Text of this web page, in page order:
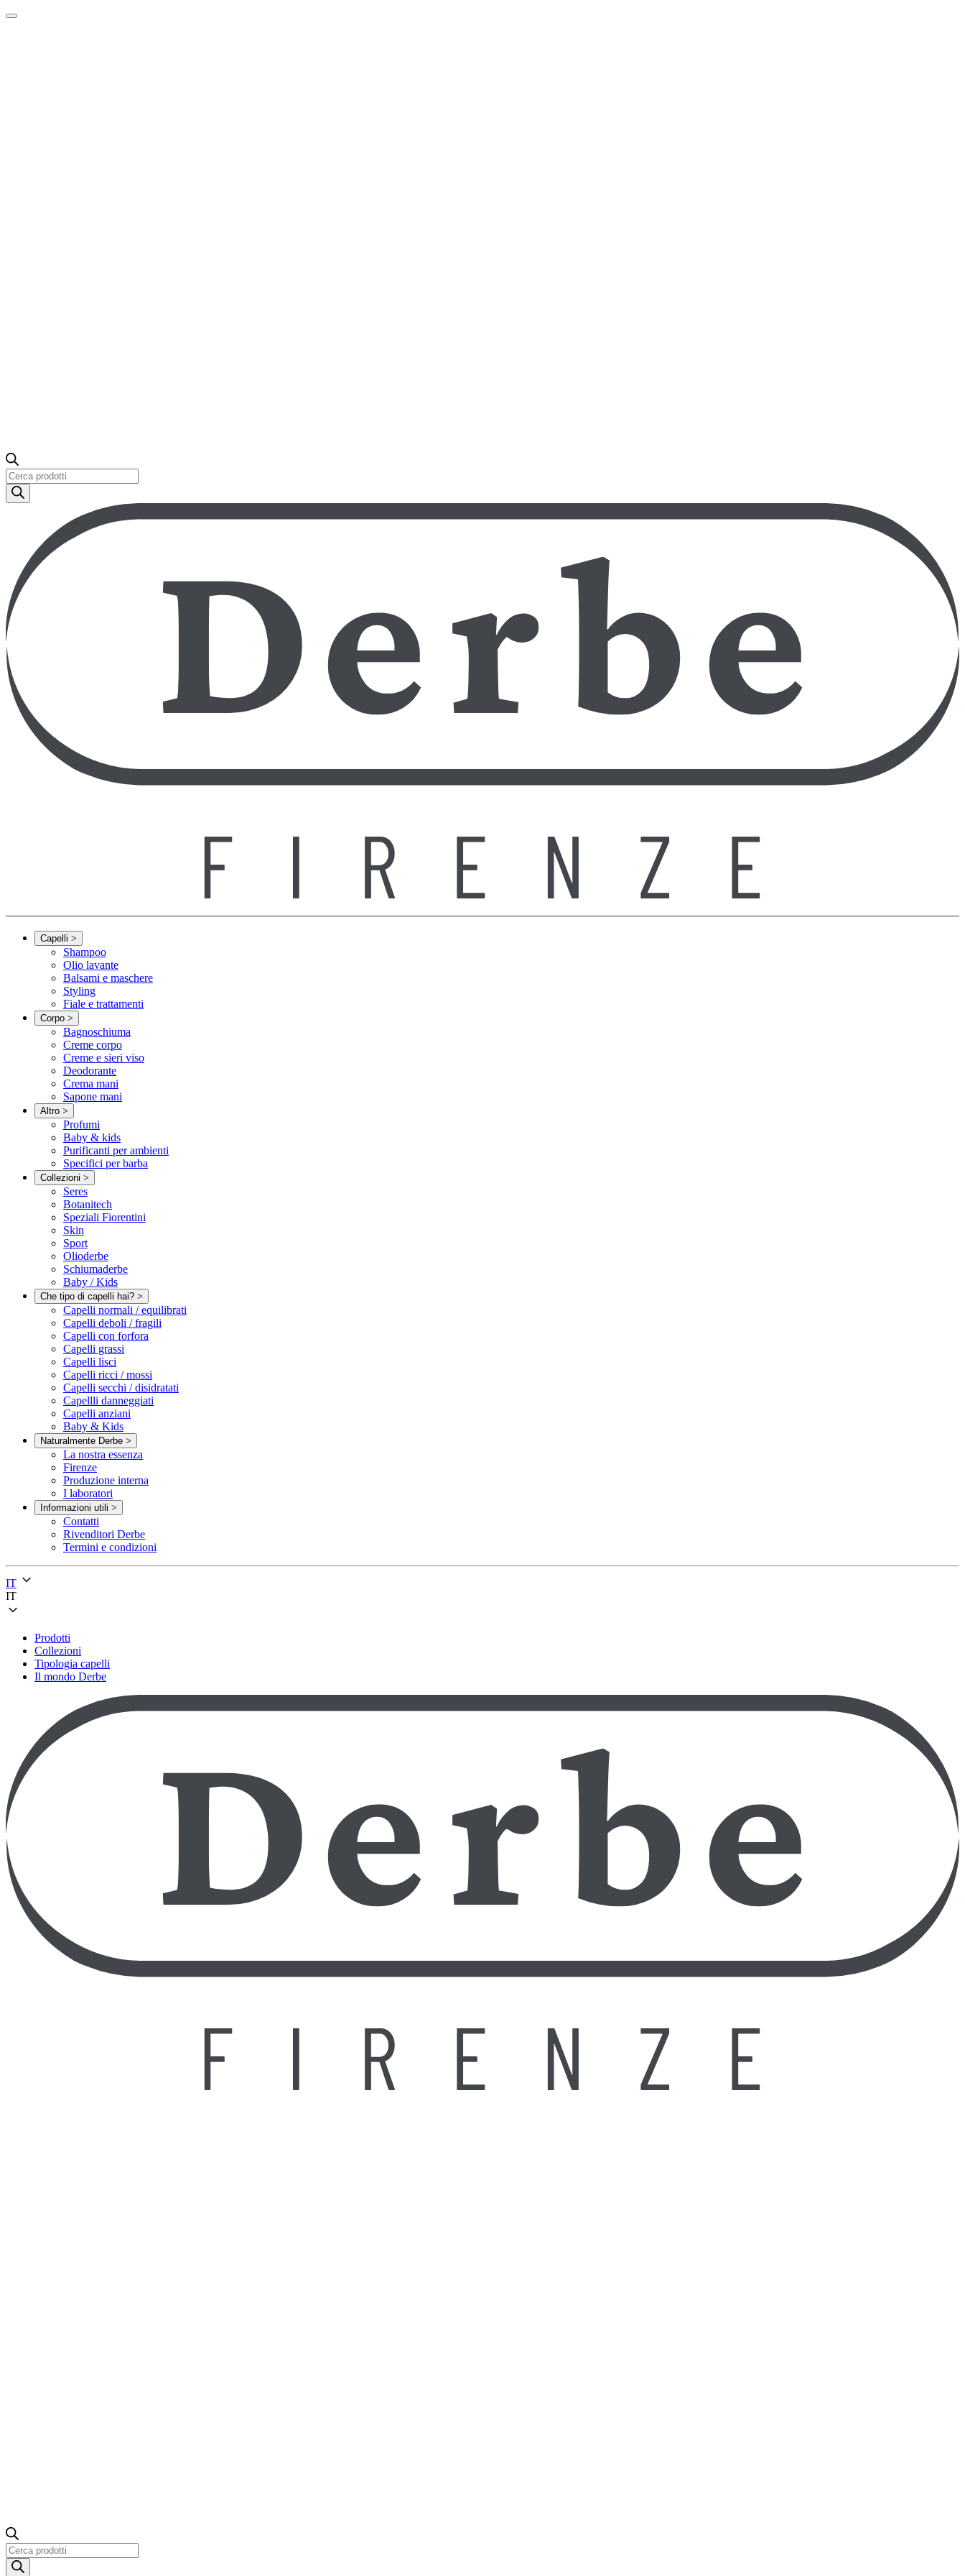
Ricerca
prodotti
Capelli >
Shampoo
Olio lavante
Balsami e maschere
Styling
Fiale e trattamenti
Corpo >
Bagnoschiuma
Creme corpo
Creme e sieri viso
Deodorante
Crema mani
Sapone mani
Altro >
Profumi
Baby & kids
Purificanti per ambienti
Specifici per barba
Collezioni >
Seres
Botanitech
Speziali Fiorentini
Skin
Sport
Olioderbe
Schiumaderbe
Baby / Kids
Che tipo di capelli hai? >
Capelli normali / equilibrati
Capelli deboli / fragili
Capelli con forfora
Capelli grassi
Capelli lisci
Capelli ricci / mossi
Capelli secchi / disidratati
Capellli danneggiati
Capelli anziani
Baby & Kids
Naturalmente Derbe >
La nostra essenza
Firenze
Produzione interna
I laboratori
Informazioni utili >
Contatti
Rivenditori Derbe
Termini e condizioni
IT
IT
Prodotti
Collezioni
Tipologia capelli
Il mondo Derbe
Ricerca
prodotti